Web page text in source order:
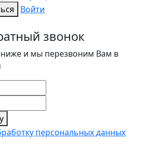
Войти
звонок
и мы перезвоним Вам в
персональных данных